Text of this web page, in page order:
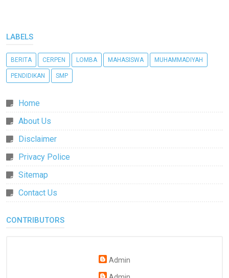
LABELS
BERITA CERPEN LOMBA MAHASISWA MUHAMMADIYAH
PENDIDIKAN SMP
Home
About Us
Disclaimer
Privacy Police
Sitemap
Contact Us
CONTRIBUTORS
Admin